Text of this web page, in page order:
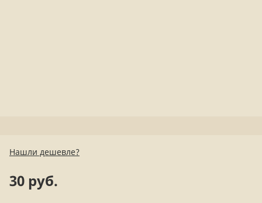
Нашли дешевле?
30 руб.